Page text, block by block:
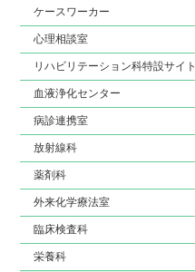
ケースワーカー
心理相談室
リハビリテーション科特設サイト
血液浄化センター
病診連携室
放射線科
薬剤科
外来化学療法室
臨床検査科
栄養科